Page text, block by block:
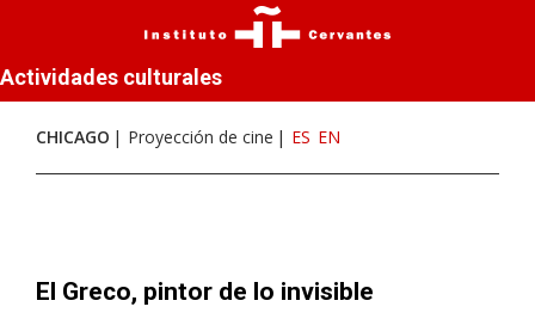
Actividades culturales
CHICAGO Proyección de cine ES EN
El Greco, pintor de lo invisible